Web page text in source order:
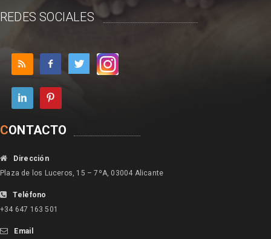
REDES SOCIALES
CONTACTO
Dirección
Plaza de los Luceros, 15 – 7ºA, 03004 Alicante
Teléfono
+34 647 163 501
Email